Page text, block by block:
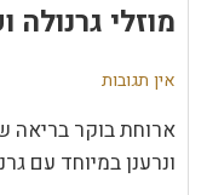
מוזלי גרנולה
אין תגובות
ארוחת בוקר בריאה
ונרענן במיוחד עם